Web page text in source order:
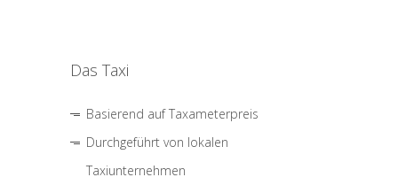
Das Taxi
Basierend auf Taxameterpreis
Durchgeführt von lokalen
Taxiunternehmen